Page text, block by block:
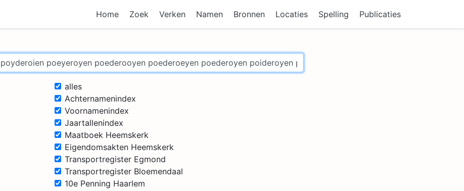
Home Zoek Verken Namen Bronnen Locaties Spelling Publicaties
alles
Achternamenindex
Voornamenindex
Jaartallenindex
Maatboek Heemskerk
Eigendomsakten Heemskerk
Transportregister Egmond
Transportregister Bloemendaal
10e Penning Haarlem